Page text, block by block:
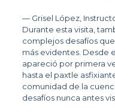
— Grisel López,
Durante esta visita,
complejos desafíos
más evidentes. Desde
apareció por primera
hasta el paxtle
comunidad de la
desafíos nunca antes